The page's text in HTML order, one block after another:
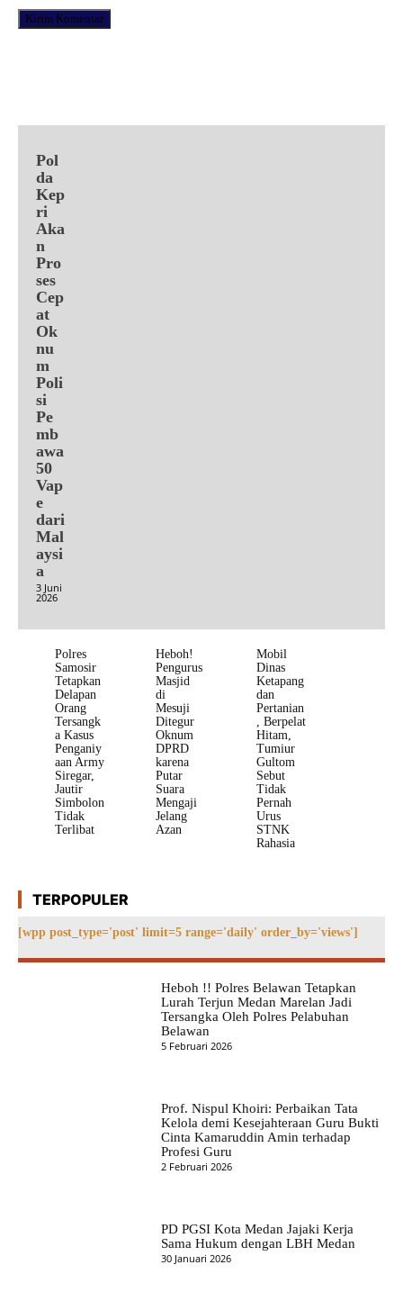
Pol
da
Kep
ri
Aka
n
Pro
ses
Cep
at
Ok
nu
m
Poli
si
Pe
mb
awa
50
Vap
e
dari
Mal
aysi
a
3 Juni
2026
Polres
Samosir
Tetapkan
Delapan
Orang
Tersangk
a Kasus
Penganiy
aan Army
Siregar,
Jautir
Simbolon
Tidak
Terlibat
Heboh!
Pengurus
Masjid
di
Mesuji
Ditegur
Oknum
DPRD
karena
Putar
Suara
Mengaji
Jelang
Azan
Mobil
Dinas
Ketapang
dan
Pertanian
, Berpelat
Hitam,
Tumiur
Gultom
Sebut
Tidak
Pernah
Urus
STNK
Rahasia
TERPOPULER
[wpp post_type='post' limit=5 range='daily' order_by='views']
Heboh !! Polres Belawan Tetapkan
Lurah Terjun Medan Marelan Jadi
Tersangka Oleh Polres Pelabuhan
Belawan
5 Februari 2026
Prof. Nispul Khoiri: Perbaikan Tata
Kelola demi Kesejahteraan Guru Bukti
Cinta Kamaruddin Amin terhadap
Profesi Guru
2 Februari 2026
PD PGSI Kota Medan Jajaki Kerja
Sama Hukum dengan LBH Medan
30 Januari 2026